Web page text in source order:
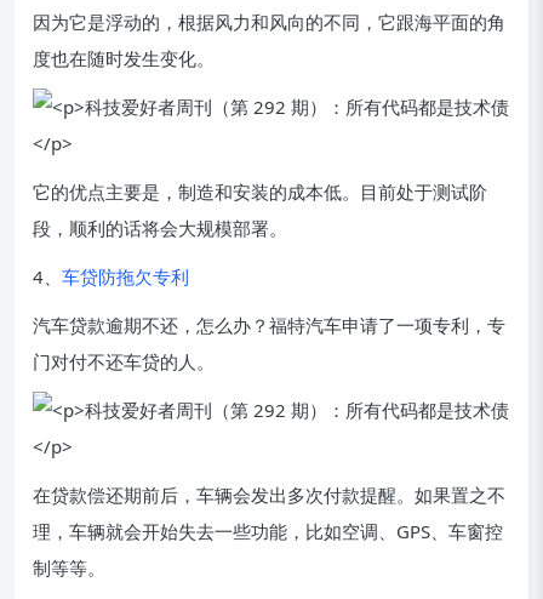
因为它是浮动的，根据风力和风向的不同，它跟海平面的角
度也在随时发生变化。
它的优点主要是，制造和安装的成本低。目前处于测试阶
段，顺利的话将会大规模部署。
4、 车贷防拖欠专利
汽车贷款逾期不还，怎么办？福特汽车申请了一项专利，专
门对付不还车贷的人。
在贷款偿还期前后，车辆会发出多次付款提醒。如果置之不
理，车辆就会开始失去一些功能，比如空调、GPS、车窗控
制等等。